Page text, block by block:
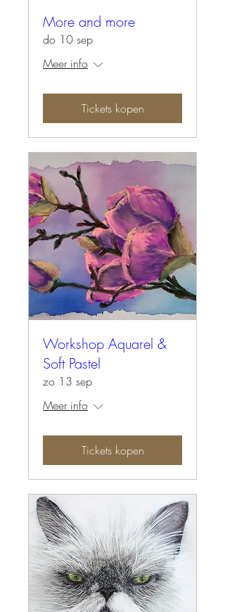
More and more
do 10 sep
Meer info
Tickets kopen
Workshop Aquarel &
Soft Pastel
zo 13 sep
Meer info
Tickets kopen